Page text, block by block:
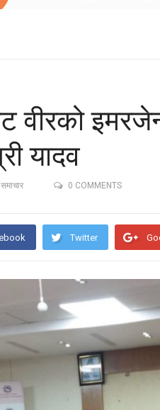
वीरको
यादव
समाचार 0 COMMENTS
Twitter